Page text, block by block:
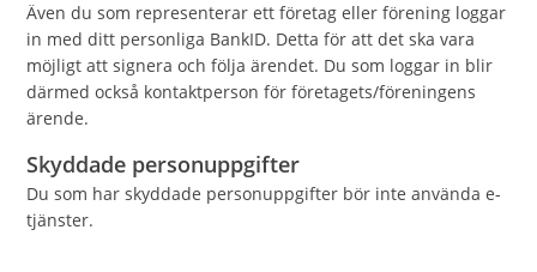
Även du som representerar ett företag eller förening loggar
in med ditt personliga BankID. Detta för att det ska vara
möjligt att signera och följa ärendet. Du som loggar in blir
därmed också kontaktperson för företagets/föreningens
ärende.
Skyddade personuppgifter
Du som har skyddade personuppgifter bör inte använda e-
tjänster.